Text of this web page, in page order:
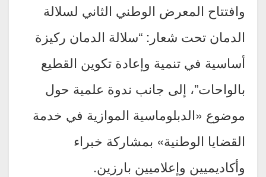
وافتتاح المعرض الوطني الثاني لسلالة
الدمان تحت شعار: “سلالة الدمان ركيزة
أساسية في تنمية وإعادة تكوين القطيع
بالواحات”، إلى جانب ندوة علمية حول
موضوع «الدبلوماسية الموازية في خدمة
القضايا الوطنية» بمشاركة خبراء
وأكاديميين وإعلاميين بارزين.